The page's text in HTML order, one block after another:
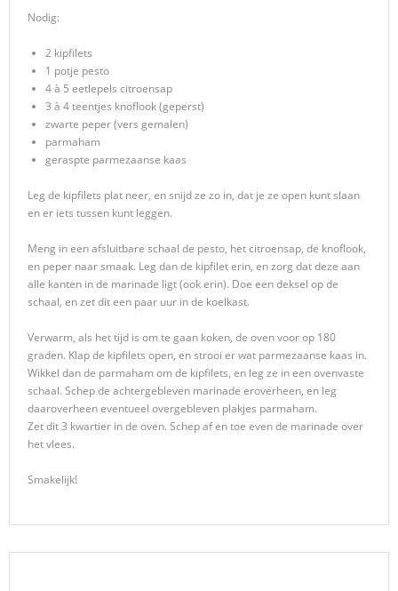
Nodig:
2 kipfilets
1 potje pesto
4 à 5 eetlepels citroensap
3 à 4 teentjes knoflook (geperst)
zwarte peper (vers gemalen)
parmaham
geraspte parmezaanse kaas
Leg de kipfilets plat neer, en snijd ze zo in, dat je ze open kunt slaan
en er iets tussen kunt leggen.
Meng in een afsluitbare schaal de pesto, het citroensap, de knoflook,
en peper naar smaak. Leg dan de kipfilet erin, en zorg dat deze aan
alle kanten in de marinade ligt (ook erin). Doe een deksel op de
schaal, en zet dit een paar uur in de koelkast.
Verwarm, als het tijd is om te gaan koken, de oven voor op 180
graden. Klap de kipfilets open, en strooi er wat parmezaanse kaas in.
Wikkel dan de parmaham om de kipfilets, en leg ze in een ovenvaste
schaal. Schep de achtergebleven marinade eroverheen, en leg
daaroverheen eventueel overgebleven plakjes parmaham.
Zet dit 3 kwartier in de oven. Schep af en toe even de marinade over
het vlees.
Smakelijk!